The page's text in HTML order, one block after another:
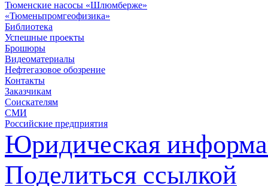
Тюменские насосы «Шлюмберже»
«Тюменьпромгеофизика»
Библиотека
Успешные проекты
Брошюры
Видеоматериалы
Нефтегазовое обозрение
Контакты
Заказчикам
Соискателям
СМИ
Российские предприятия
Юридическая
Поделиться ссылкой